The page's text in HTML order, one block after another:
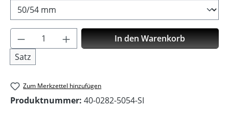
Produkt Anzahl: Gib den gewünschten
Satz
In den Warenkorb
Zum Merkzettel hinzufügen
Produktnummer: 40-0282-5054-SI